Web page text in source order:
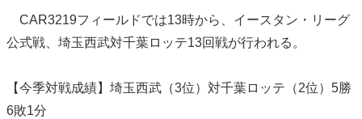
CAR3219フィールドでは13時から、イースタン・リーグ
公式戦、埼玉西武対千葉ロッテ13回戦が行われる。
【今季対戦成績】埼玉西武（3位）対千葉ロッテ（2位）5勝
6敗1分